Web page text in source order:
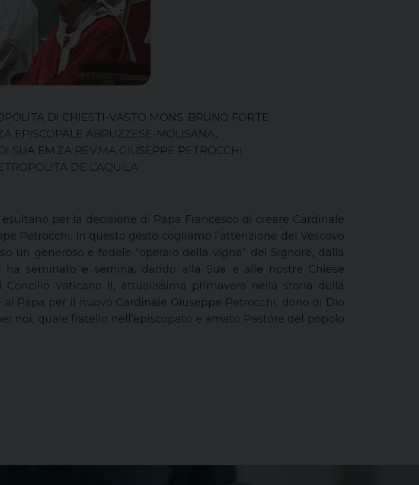
DI CHIESTI-VASTO MONS. BRUNO FORTE
EPISCOPALE ABRUZZESE-MOLISANA,
SUA EM.ZA REV.MA GIUSEPPE PETROCCHI
DE L’AQUILA
per la decisione di Papa Francesco di creare Cardinale
Petrocchi. In questo gesto cogliamo l’attenzione del Vescovo
un generoso e fedele “operaio della vigna” del Signore, dalla
seminato e semina, dando alla Sua e alle nostre Chiese
Vaticano II, attualissima primavera nella storia della
Papa per il nuovo Cardinale Giuseppe Petrocchi, dono di Dio
noi, quale fratello nell’episcopato e amato Pastore del popolo